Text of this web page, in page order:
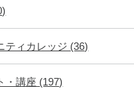
ティカレッジ (36)
・講座 (197)